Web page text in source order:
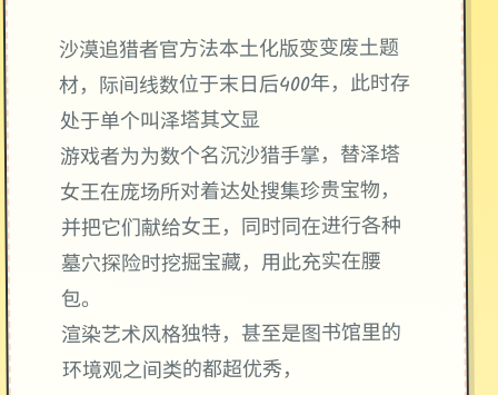
沙漠追猎者官方法本土化版变变废土题
材，际间线数位于末日后400年，此时存
处于单个叫泽塔其文显
游戏者为为数个名沉沙猎手掌，替泽塔
女王在庞场所对着达处搜集珍贵宝物，
并把它们献给女王，同时同在进行各种
墓穴探险时挖掘宝藏，用此充实在腰
包。
渲染艺术风格独特，甚至是图书馆里的
环境观之间类的都超优秀，